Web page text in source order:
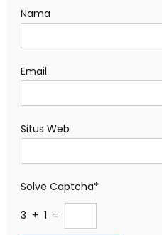
Nama
Email
Situs Web
Solve Captcha*
3 + 1 =